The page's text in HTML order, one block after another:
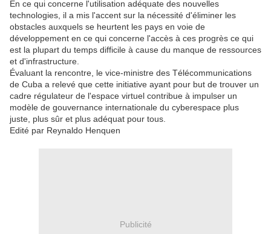
En ce qui concerne l'utilisation adéquate des nouvelles
technologies, il a mis l'accent sur la nécessité d'éliminer les
obstacles auxquels se heurtent les pays en voie de
développement en ce qui concerne l'accès à ces progrès ce qui
est la plupart du temps difficile à cause du manque de ressources
et d'infrastructure.
Évaluant la rencontre, le vice-ministre des Télécommunications
de Cuba a relevé que cette initiative ayant pour but de trouver un
cadre régulateur de l'espace virtuel contribue à impulser un
modèle de gouvernance internationale du cyberespace plus
juste, plus sûr et plus adéquat pour tous.
Edité par Reynaldo Henquen
Publicité